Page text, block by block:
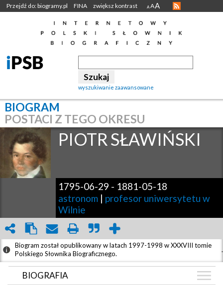
Przejdź do: biogramy.pl FINA zwiększ kontrast A AA
wyszukiwanie zaawansowane
BIOGRAM
POSTACI Z TEGO OKRESU
PIOTRSŁAWIŃSKI
1795-06-29 - 1881-05-18
astronom | profesor uniwersytetu w
Wilnie
Biogram został opublikowany w latach 1997-1998 w XXXVIII tomie
Polskiego Słownika Biograficznego.
.
BIOGRAFIA